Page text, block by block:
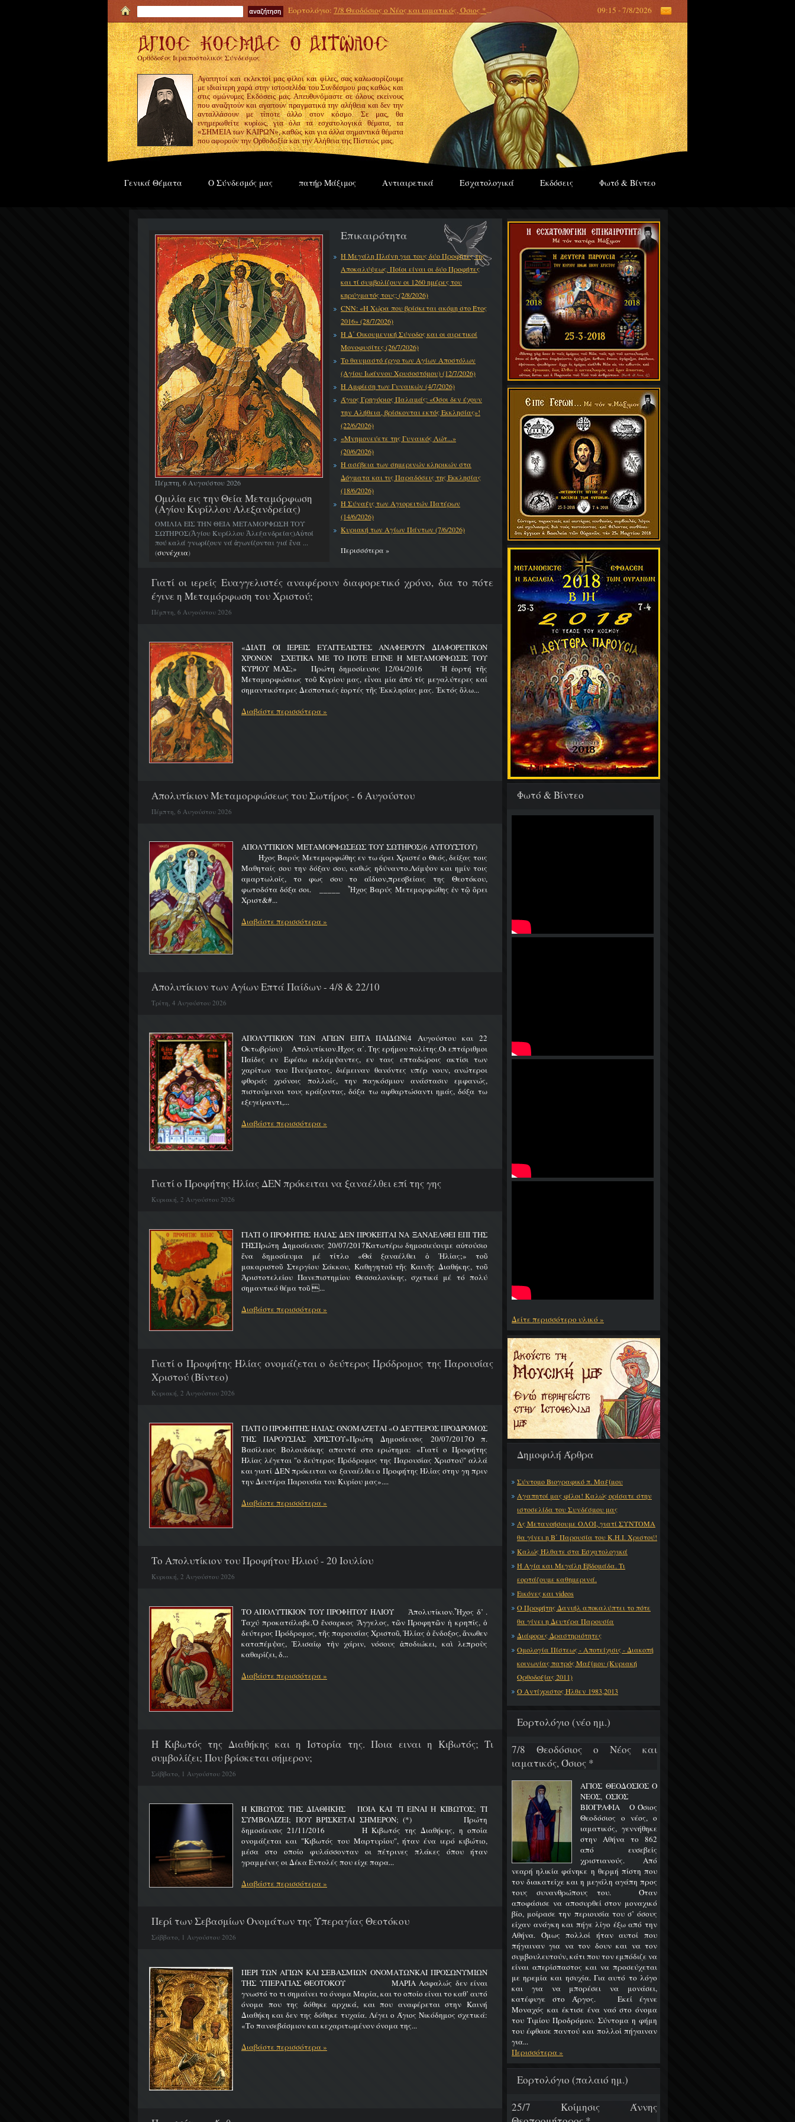
Εορτολόγιο: 7/8 Θεοδόσιος ο Νέος και ιαματικός, Όσιος *... 09:15 - 7/8/2026
Ορθόδοξος Ιεραποστολικός Σύνδεσμος
Αγαπητοί και εκλεκτοί μας φίλοι και φίλες, σας καλωσορίζουμε
με ιδιαίτερη χαρά στην ιστοσελίδα του Συνδέσμου μας καθώς και
στις ομώνυμες Εκδόσεις μας. Απευθυνόμαστε σε όλους εκείνους
που αναζητούν και αγαπούν πραγματικά την αλήθεια και δεν την
ανταλλάσουν με τίποτε άλλο στον κόσμο. Σε μας, θα
ενημερωθείτε κυρίως, για όλα τα εσχατολογικά θέματα, τα
«ΣΗΜΕΙΑ των ΚΑΙΡΩΝ», καθώς και για άλλα σημαντικά θέματα
που αφορούν την Ορθοδοξία και την Αλήθεια της Πίστεώς μας.
Γενικά Θέματα Ο Σύνδεσμός μας πατήρ Μάξιμος Αντιαιρετικά Εσχατολογικά Εκδόσεις Φωτό & Βίντεο
Φωτό & Βίντεο
Δείτε περισσότερο υλικό »
Δημοφιλή Άρθρα
Σύντομο Βιογραφικό π. Μαξίμου
Αγαπητοί μας φίλοι! Καλώς ορίσατε στην
ιστοσελίδα του Συνδέσμου μας
Ας Μετανοήσουμε ΟΛΟΙ, γιατί ΣΥΝΤΟΜΑ
θα γίνει η Β΄ Παρουσία του Κ.Η.Ι. Χριστού!
Καλώς Ήλθατε στα Εσχατολογικά
Η Αγία και Μεγάλη Εβδομάδα. Τι
εορτάζουμε καθημερινά.
Εικόνες και videos
Ο Προφήτης Δανιήλ αποκαλύπτει το πότε
θα γίνει η Δευτέρα Παρουσία
Διάφορες Δραστηριότητες
Ομολογία Πίστεως - Αποτείχισις - Διακοπή
κοινωνίας πατρός Μαξίμου (Κυριακή
Ορθοδοξίας 2011)
Ο Αντίχριστος Ήλθεν 1983,2013
Εορτολόγιο (νέο ημ.)
7/8 Θεοδόσιος ο Νέος και
ιαματικός, Όσιος *
ΑΓΙΟΣ ΘΕΟΔΟΣΙΟΣ Ο
ΝΕΟΣ, ΟΣΙΟΣ
ΒΙΟΓΡΑΦΙΑ Ο Όσιος
Θεοδόσιος ο νέος, ο
ιαματικός, γεννήθηκε
στην Αθήνα το 862
από ευσεβείς
χριστιανούς. Από
νεαρή ηλικία φάνηκε η θερμή πίστη που
τον διακατείχε και η μεγάλη αγάπη προς
τους συνανθρώπους του. Όταν
αποφάσισε να αποσυρθεί στον μοναχικό
βίο, μοίρασε την περιουσία του σ’ όσους
είχαν ανάγκη και πήγε λίγο έξω από την
Αθήνα. Όμως πολλοί ήταν αυτοί που
πήγαιναν για να τον δουν και να τον
συμβουλευτούν, κάτι που τον εμπόδιζε να
είναι απερίσπαστος και να προσεύχεται
με ηρεμία και ησυχία. Για αυτό το λόγο
και για να μπορέσει να μονάσει,
κατέφυγε στο Άργος. Εκεί έγινε
Μοναχός και έκτισε ένα ναό στο όνομα
του Τιμίου Προδρόμου. Σύντομα η φήμη
του έφθασε παντού και πολλοί πήγαιναν
για...
Περισσότερα »
Εορτολόγιο (παλαιό ημ.)
25/7 Κοίμησις Άννης
Πέμπτη, 6 Αυγούστου 2026
Ομιλία εις την Θεία Μεταμόρφωση
(Αγίου Κυρίλλου Αλεξανδρείας)
ΟΜΙΛΙΑ ΕΙΣ ΤΗΝ ΘΕΙΑ ΜΕΤΑΜΟΡΦΩΣΗ ΤΟΥ
ΣΩΤΗΡΟΣ(Ἁγίου Κυρίλλου Ἀλεξανδρείας)Αὐτοί
πού καλά γνωρίζουν νά ἀγωνίζονται γιά ἕνα ...
(συνέχεια)
Επικαιρότητα
Η Μεγάλη Πλάνη για τους δύο Προφήτες της
Αποκαλύψεως. Ποίοι είναι οι δύο Προφήτες
και τί συμβολίζουν οι 1260 ημέρες του
κηρύγματός τους; (2/8/2026)
CNN: «Η Χώρα που βρίσκεται ακόμη στο Έτος
2016» (28/7/2026)
Η Δ΄ Οικουμενική Σύνοδος και οι αιρετικοί
Μονοφυσίτες (26/7/2026)
Το θαυμαστό έργο των Αγίων Αποστόλων
(Αγίου Ιωάννου Χρυσοστόμου) (12/7/2026)
Η Αμφίεση των Γυναικών (4/7/2026)
Άγιος Γρηγόριος Παλαμάς: «Όσοι δεν έχουν
την Αλήθεια, βρίσκονται εκτός Εκκλησίας»!
(22/6/2026)
«Μνημονεύετε της Γυναικός Λώτ...»
(20/6/2026)
Η ασέβεια των σημερινών κληρικών στα
Δόγματα και τις Παραδόσεις της Εκκλησίας
(18/6/2026)
Η Σύναξις των Αγιορειτών Πατέρων
(14/6/2026)
Κυριακή των Αγίων Πάντων (7/6/2026)
Περισσότερα »
Γιατί οι ιερείς Ευαγγελιστές αναφέρουν διαφορετικό χρόνο, δια το πότε
έγινε η Μεταμόρφωση του Χριστού;
Πέμπτη, 6 Αυγούστου 2026
«ΔΙΑΤΙ ΟΙ ΙΕΡΕΙΣ ΕΥΑΓΓΕΛΙΣΤΕΣ ΑΝΑΦΕΡΟΥΝ ΔΙΑΦΟΡΕΤΙΚΟΝ
ΧΡΟΝΟΝ ΣΧΕΤΙΚΑ ΜΕ ΤΟ ΠΟΤΕ ΕΓΙΝΕ Η ΜΕΤΑΜΟΡΦΩΣΙΣ ΤΟΥ
ΚΥΡΙΟΥ ΜΑΣ;» Πρώτη δημοσίευσις 12/04/2016 Ἡ ἑορτή τῆς
Μεταμορφώσεως τοῦ Κυρίου μας, εἶναι μία ἀπό τίς μεγαλύτερες καί
σημαντικότερες Δεσποτικές ἑορτές τῆς Ἐκκλησίας μας. Ἐκτός ὅλω...
Διαβάστε περισσότερα »
Απολυτίκιον Μεταμορφώσεως του Σωτήρος - 6 Αυγούστου
Πέμπτη, 6 Αυγούστου 2026
ΑΠΟΛΥΤΙΚΙΟΝ ΜΕΤΑΜΟΡΦΩΣΕΩΣ ΤΟΥ ΣΩΤΗΡΟΣ(6 ΑΥΓΟΥΣΤΟΥ)
Ήχος Βαρύς Μετεμορφώθης εν τω όρει Χριστέ ο Θεός, δείξας τοις
Μαθηταίς σου την δόξαν σου, καθώς ηδύναντο.Λάμψον και ημίν τοις
αμαρτωλοίς, το φως σου το αΐδιον,πρεσβείαις της Θεοτόκου,
φωτοδότα δόξα σοι. _____ Ἦχος Βαρύς Μετεμορφώθης ἐν τῷ ὄρει
Χριστ&#...
Διαβάστε περισσότερα »
Απολυτίκιον των Αγίων Επτά Παίδων - 4/8 & 22/10
Τρίτη, 4 Αυγούστου 2026
ΑΠΟΛΥΤΙΚΙΟΝ ΤΩΝ ΑΓΙΩΝ ΕΠΤΑ ΠΑΙΔΩΝ(4 Αυγούστου και 22
Οκτωβρίου) Απολυτίκιον.Ήχος α΄. Της ερήμου πολίτης.Οι επτάριθμοι
Παίδες εν Εφέσω εκλάμψαντες, εν ταις επταδώροις ακτίσι των
χαρίτων του Πνεύματος, διέμειναν θανόντες υπέρ νουν, ανώτεροι
φθοράς χρόνοις πολλοίς, την παγκόσμιον ανάστασιν εμφανώς,
πιστούμενοι τους κράζοντας, δόξα τω αφθαρτώσαντι ημάς, δόξα τω
εξεγείραντι,...
Διαβάστε περισσότερα »
Γιατί ο Προφήτης Ηλίας ΔΕΝ πρόκειται να ξαναέλθει επί της γης
Κυριακή, 2 Αυγούστου 2026
ΓΙΑΤΙ Ο ΠΡΟΦΗΤΗΣ ΗΛΙΑΣ ΔΕΝ ΠΡΟΚΕΙΤΑΙ ΝΑ ΞΑΝΑΕΛΘΕΙ ΕΠΙ ΤΗΣ
ΓΗΣΠρώτη Δημοσίευσις 20/07/2017Κατωτέρω δημοσιεύουμε αὐτούσιο
ἕνα δημοσίευμα μέ τίτλο «Θά ξαναέλθει ὁ Ἠλίας;» τοῦ
μακαριστοῦ Στεργίου Σάκκου, Καθηγητοῦ τῆς Καινῆς Διαθήκης, τοῦ
Ἀριστοτελείου Πανεπιστημίου Θεσσαλονίκης, σχετικά μέ τό πολύ
σημαντικό θέμα τοῦ ...
Διαβάστε περισσότερα »
Γιατί ο Προφήτης Ηλίας ονομάζεται ο δεύτερος Πρόδρομος της Παρουσίας
Χριστού (Βίντεο)
Κυριακή, 2 Αυγούστου 2026
ΓΙΑΤΙ Ο ΠΡΟΦΗΤΗΣ ΗΛΙΑΣ ΟΝΟΜΑΖΕΤΑΙ «Ο ΔΕΥΤΕΡΟΣ ΠΡΟΔΡΟΜΟΣ
ΤΗΣ ΠΑΡΟΥΣΙΑΣ ΧΡΙΣΤΟΥ»Πρώτη Δημοσίευσις 20/07/2017Ο π.
Βασίλειος Βολουδάκης απαντά στο ερώτημα: «Γιατί ο Προφήτης
Ηλίας λέγεται "ο δεύτερος Πρόδρομος της Παρουσίας Χριστού" αλλά
και γιατί ΔΕΝ πρόκειται να ξαναέλθει ο Προφήτης Ηλίας στην γη πριν
την Δευτέρα Παρουσία του Κυρίου μας»....
Διαβάστε περισσότερα »
Το Απολυτίκιον του Προφήτου Ηλιού - 20 Ιουλίου
Κυριακή, 2 Αυγούστου 2026
ΤΟ ΑΠΟΛΥΤΙΚΙΟΝ ΤΟΥ ΠΡΟΦΗΤΟΥ ΗΛΙΟΥ Ἀπολυτίκιον.Ἦχος δ’ .
Ταχύ προκατάλαβε.Ὁ ἔνσαρκος Ἄγγελος, τῶν Προφητῶν ἡ κρηπίς, ὁ
δεύτερος Πρόδρομος, τῆς παρουσίας Χριστοῦ, Ἠλίας ὁ ἔνδοξος, ἄνωθεν
καταπέμψας, Ἐλισαίῳ τὴν χάριν, νόσους ἀποδιώκει, καὶ λεπροὺς
καθαρίζει, δ...
Διαβάστε περισσότερα »
H Κιβωτός της Διαθήκης και η Ιστορία της. Ποια ειναι η Κιβωτός; Τι
συμβολίζει; Που βρίσκεται σήμερον;
Σάββατο, 1 Αυγούστου 2026
Η ΚΙΒΩΤΟΣ ΤΗΣ ΔΙΑΘΗΚΗΣ ΠΟΙΑ ΚΑΙ ΤΙ ΕΙΝΑΙ Η ΚΙΒΩΤΟΣ; ΤΙ
ΣΥΜΒΟΛΙΖΕΙ; ΠΟΥ ΒΡΙΣΚΕΤΑΙ ΣΗΜΕΡΟΝ; (*) Πρώτη
δημοσίευσις 21/11/2016 Η Κιβωτός της Διαθήκης, η οποία
ονομάζεται και "Κιβωτός του Μαρτυρίου", ήταν ένα ιερό κιβώτιο,
μέσα στο οποίο φυλάσσονταν οι πέτρινες πλάκες όπου ήταν
γραμμένες οι Δέκα Εντολές που είχε παρα...
Διαβάστε περισσότερα »
Περί των Σεβασμίων Ονομάτων της Υπεραγίας Θεοτόκου
Σάββατο, 1 Αυγούστου 2026
ΠΕΡΙ ΤΩΝ ΑΓΙΩΝ ΚΑΙ ΣΕΒΑΣΜΙΩΝ ΟΝΟΜΑΤΩΝΚΑΙ ΠΡΟΣΩΝΥΜΙΩΝ
ΤΗΣ ΥΠΕΡΑΓΙΑΣ ΘΕΟΤΟΚΟΥ ΜΑΡΙΑ Ασφαλώς δεν είναι
γνωστό το τι σημαίνει το όνομα Μαρία, και το οποίο είναι το καθ’ αυτό
όνομα που της δόθηκε αρχικά, και που αναφέρεται στην Καινή
Διαθήκη και δεν της δόθηκε τυχαία. Λέγει ο Άγιος Νικόδημος σχετικά:
«Το πανσεβάσμιον και κεχαριτωμένον όνομα της...
Διαβάστε περισσότερα »